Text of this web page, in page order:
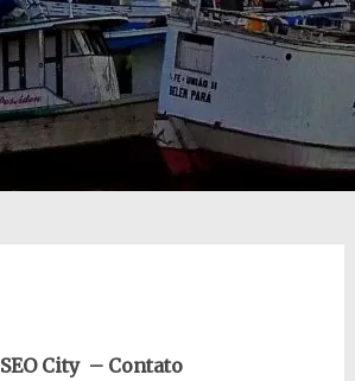
SEO City – Contato